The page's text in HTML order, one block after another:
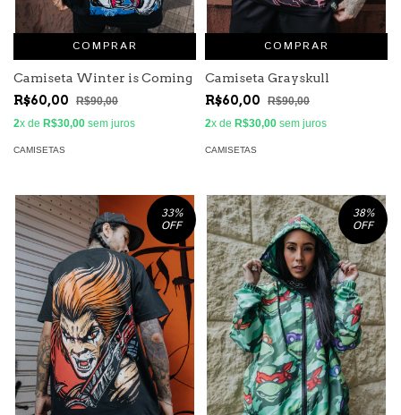
COMPRAR
Camiseta Winter is Coming
R$60,00
R$90,00
2x de R$30,00 sem juros
CAMISETAS
COMPRAR
Camiseta Grayskull
R$60,00
R$90,00
2x de R$30,00 sem juros
CAMISETAS
33%
OFF
38%
OFF